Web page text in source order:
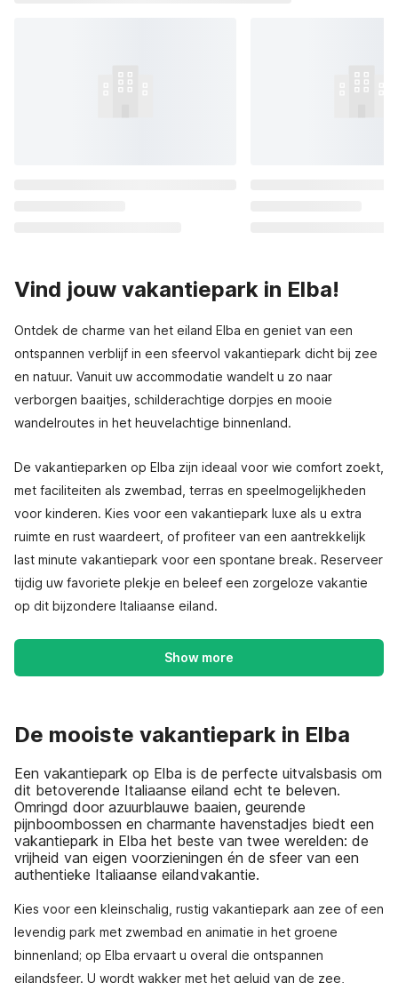
Vind jouw vakantiepark in Elba!
Ontdek de charme van het eiland Elba en geniet van een
ontspannen verblijf in een sfeervol vakantiepark dicht bij zee
en natuur. Vanuit uw accommodatie wandelt u zo naar
verborgen baaitjes, schilderachtige dorpjes en mooie
wandelroutes in het heuvelachtige binnenland.
De vakantieparken op Elba zijn ideaal voor wie comfort zoekt,
met faciliteiten als zwembad, terras en speelmogelijkheden
voor kinderen. Kies voor een vakantiepark luxe als u extra
ruimte en rust waardeert, of profiteer van een aantrekkelijk
last minute vakantiepark voor een spontane break. Reserveer
tijdig uw favoriete plekje en beleef een zorgeloze vakantie
op dit bijzondere Italiaanse eiland.
Show more
De mooiste vakantiepark in Elba
Een vakantiepark op Elba is de perfecte uitvalsbasis om
dit betoverende Italiaanse eiland echt te beleven.
Omringd door azuurblauwe baaien, geurende
pijnboombossen en charmante havenstadjes biedt een
vakantiepark in Elba het beste van twee werelden: de
vrijheid van eigen voorzieningen én de sfeer van een
authentieke Italiaanse eilandvakantie.
Kies voor een kleinschalig, rustig vakantiepark aan zee of een
levendig park met zwembad en animatie in het groene
binnenland; op Elba ervaart u overal die ontspannen
eilandsfeer. U wordt wakker met het geluid van de zee,